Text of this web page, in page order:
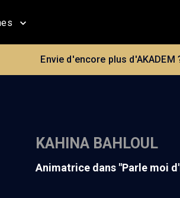
Envie d'encore plus d'AKADEM
KAHINA BAHLOUL
Animatrice dans "Parle moi